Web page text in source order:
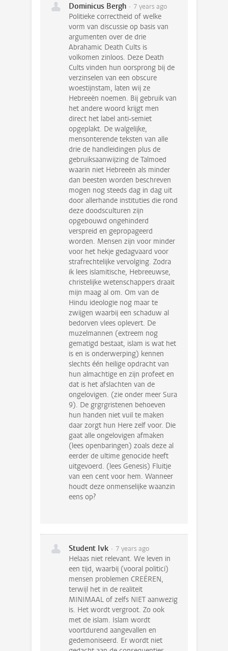
Dominicus Bergh 7 years ago
Politieke correctheid of welke
vorm van discussie op basis van
argumenten over de drie
Abrahamic Death Cults is
volkomen zinloos. Deze Death
Cults vinden hun oorsprong bij de
verzinselen van een obscure
woestijnstam, laten wij ze
Hebreeën noemen. Bij gebruik van
het andere woord krijgt men
direct het label anti-semiet
opgeplakt. De walgelijke,
mensonterende teksten van alle
drie de handleidingen plus de
gebruiksaanwijzing de Talmoed
waarin niet Hebreeën als minder
dan beesten worden beschreven
mogen nog steeds dag in dag uit
door allerhande instituties die rond
deze doodsculturen zijn
opgebouwd ongehinderd
verspreid en gepropageerd
worden. Mensen zijn voor minder
voor het hekje gedagvaard voor
strafrechtelijke vervolging. Zodra
ik lees islamitische, Hebreeuwse,
christelijke wetenschappers draait
mijn maag al om. Om van de
Hindu ideologie nog maar te
zwijgen waarbij een schaduw al
bedorven vlees oplevert. De
muzelmannen (extreem nog
gematigd bestaat, islam is wat het
is en is onderwerping) kennen
slechts één heilige opdracht van
hun almachtige en zijn profeet en
dat is het afslachten van de
ongelovigen. (zie onder meer Sura
9). De grgrgristenen behoeven
hun handen niet vuil te maken
daar zorgt hun Here zelf voor. Die
gaat alle ongelovigen afmaken
(lees openbaringen) zoals deze al
eerder de ultime genocide heeft
uitgevoerd. (lees Genesis) Fluitje
van een cent voor hem. Wanneer
houdt deze onmenselijke waanzin
eens op?
Student Ivk 7 years ago
Helaas niet relevant. We leven in
een tijd, waarbij (vooral politici)
mensen problemen CREËREN,
terwijl het in de realiteit
MINIMAAL of zelfs NIET aanwezig
is. Het wordt vergroot. Zo ook
met de islam. Islam wordt
voortdurend aangevallen en
gedemoniseerd. Er wordt niet